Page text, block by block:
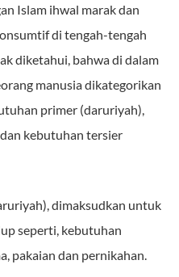
Islam ihwal marak dan
di tengah-tengah
diketahui, bahwa di dalam
manusia dikategorikan
primer (daruriyah),
kebutuhan tersier
dimaksudkan untuk
seperti, kebutuhan
pakaian dan pernikahan.